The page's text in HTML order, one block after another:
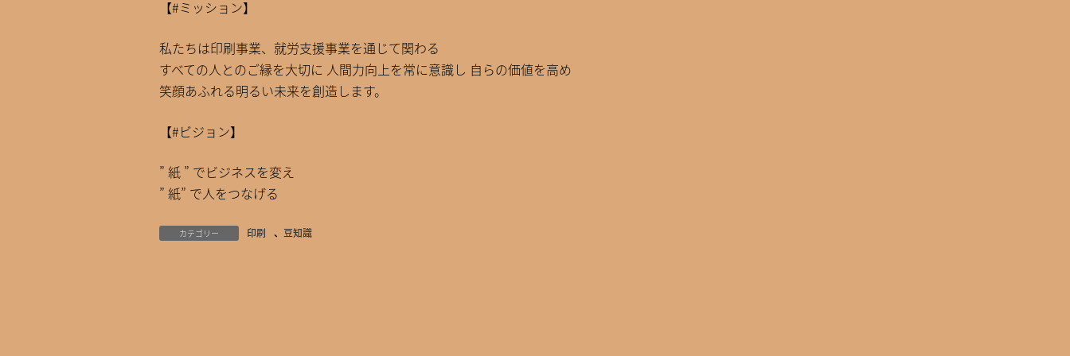
【#ミッション】
私たちは印刷事業、就労支援事業を通じて関わる
すべての人とのご縁を大切に 人間力向上を常に意識し 自らの価値を高め
笑顔あふれる明るい未来を創造します。
【#ビジョン】
” 紙 ” でビジネスを変え
” 紙” で人をつなげる
カテゴリー 印刷 、 豆知識